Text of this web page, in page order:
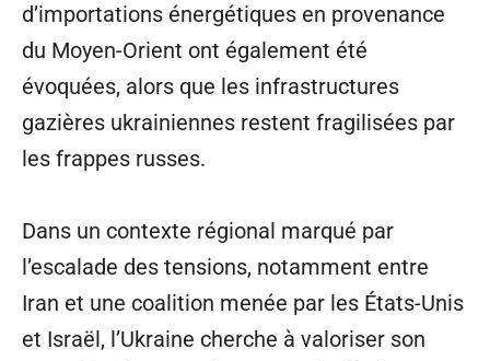
d’importations énergétiques en provenance
du Moyen-Orient ont également été
évoquées, alors que les infrastructures
gazières ukrainiennes restent fragilisées par
les frappes russes.
Dans un contexte régional marqué par
l’escalade des tensions, notamment entre
Iran et une coalition menée par les États-Unis
et Israël, l’Ukraine cherche à valoriser son